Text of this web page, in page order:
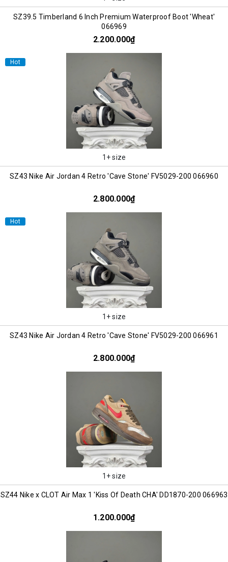
SZ39.5 Timberland 6 Inch Premium Waterproof Boot 'Wheat'
066969
2.200.000₫
Hot
1+ size
SZ43 Nike Air Jordan 4 Retro 'Cave Stone' FV5029-200 066960
2.800.000₫
Hot
1+ size
SZ43 Nike Air Jordan 4 Retro 'Cave Stone' FV5029-200 066961
2.800.000₫
1+ size
SZ44 Nike x CLOT Air Max 1 'Kiss Of Death CHA' DD1870-200 066963
1.200.000₫